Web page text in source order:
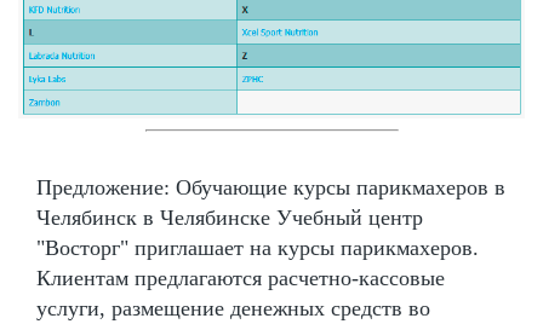
Предложение: Обучающие курсы парикмахеров в
Челябинск в Челябинске Учебный центр
"Восторг" приглашает на курсы парикмахеров.
Клиентам предлагаются расчетно-кассовые
услуги, размещение денежных средств во